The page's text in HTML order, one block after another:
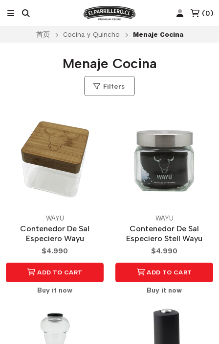
(0)
首页 Cocina y Quincho Menaje Cocina
Menaje Cocina
Filters
WAYU
Contenedor De Sal
Especiero Wayu
$4.990
ADD TO CART
Buy it now
WAYU
Contenedor De Sal
Especiero Stell Wayu
$4.990
ADD TO CART
Buy it now